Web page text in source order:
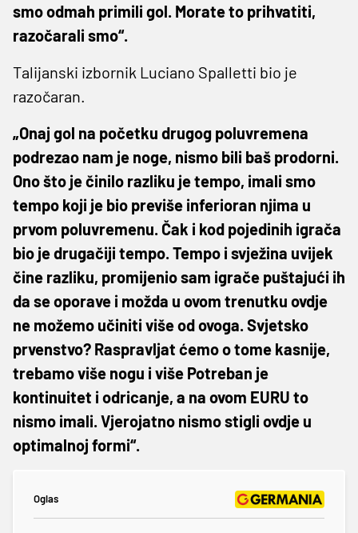
smo odmah primili gol. Morate to prihvatiti,
razočarali smo“.
Talijanski izbornik Luciano Spalletti bio je
razočaran.
„Onaj gol na početku drugog poluvremena
podrezao nam je noge, nismo bili baš prodorni.
Ono što je činilo razliku je tempo, imali smo
tempo koji je bio previše inferioran njima u
prvom poluvremenu. Čak i kod pojedinih igrača
bio je drugačiji tempo. Tempo i svježina uvijek
čine razliku, promijenio sam igrače puštajući ih
da se oporave i možda u ovom trenutku ovdje
ne možemo učiniti više od ovoga. Svjetsko
prvenstvo? Raspravljat ćemo o tome kasnije,
trebamo više nogu i više Potreban je
kontinuitet i odricanje, a na ovom EURU to
nismo imali. Vjerojatno nismo stigli ovdje u
optimalnoj formi“.
Oglas